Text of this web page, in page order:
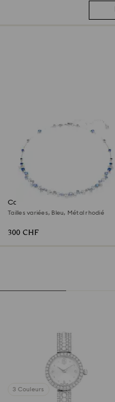
Collier Constella
Tailles variées, Bleu, Métal rhodié
300 CHF
3 Couleurs